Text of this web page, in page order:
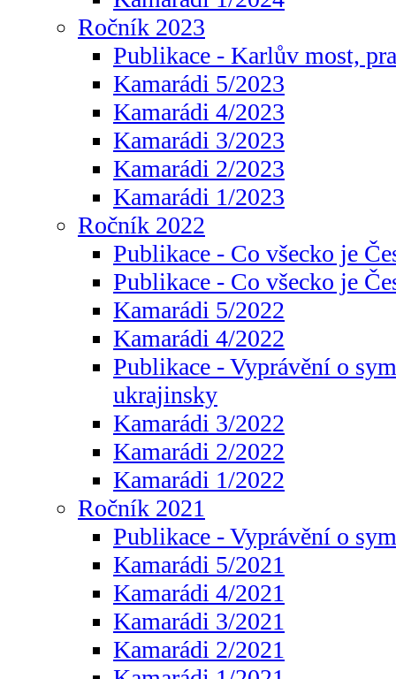
Ročník 2023
Publikace - Karlův most,
Kamarádi 5/2023
Kamarádi 4/2023
Kamarádi 3/2023
Kamarádi 2/2023
Kamarádi 1/2023
Ročník 2022
Publikace - Co všecko je
Publikace - Co všecko je
Kamarádi 5/2022
Kamarádi 4/2022
Publikace - Vyprávění o
ukrajinsky
Kamarádi 3/2022
Kamarádi 2/2022
Kamarádi 1/2022
Ročník 2021
Publikace - Vyprávění o
Kamarádi 5/2021
Kamarádi 4/2021
Kamarádi 3/2021
Kamarádi 2/2021